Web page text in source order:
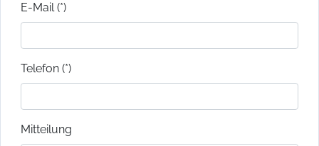
E-Mail (*)
Telefon (*)
Mitteilung